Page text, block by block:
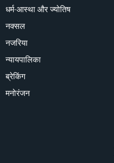
धर्म-आस्था और ज्योतिष
नक्सल
नजरिया
न्यायपालिका
ब्रेकिंग
मनोरंजन